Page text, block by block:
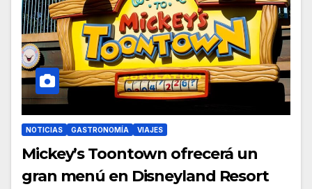
NOTICIAS GASTRONOMÍA VIAJES
Mickey’s Toontown ofrecerá un
gran menú en Disneyland Resort